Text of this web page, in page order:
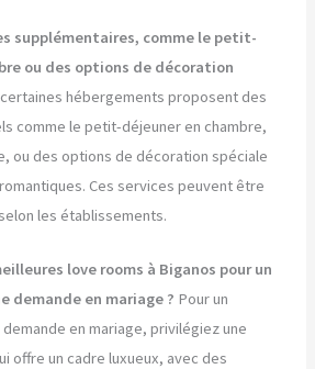
supplémentaires, comme le petit-
ou des options de décoration
hébergements proposent des
comme le petit-déjeuner en chambre,
ou des options de décoration spéciale
Ces services peuvent être
les établissements.
love rooms à Biganos pour un
demande en mariage ? Pour un
en mariage, privilégiez une
offre un cadre luxueux, avec des